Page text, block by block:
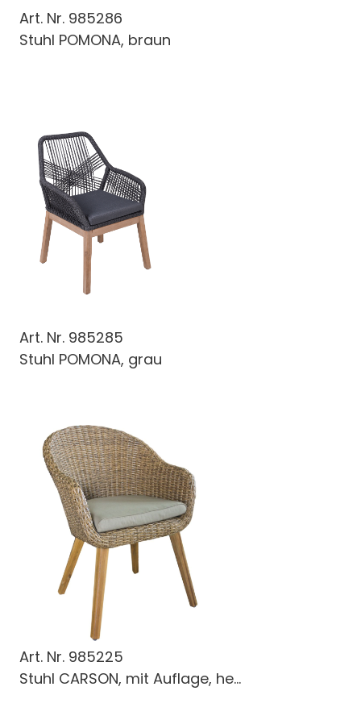
Art. Nr. 985286
Stuhl POMONA, braun
Art. Nr. 985285
Stuhl POMONA, grau
Art. Nr. 985225
Stuhl CARSON, mit Auflage, he...